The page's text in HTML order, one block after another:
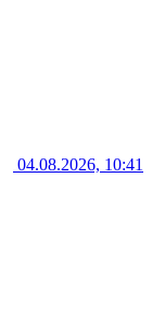
04.08.2026, 10:41